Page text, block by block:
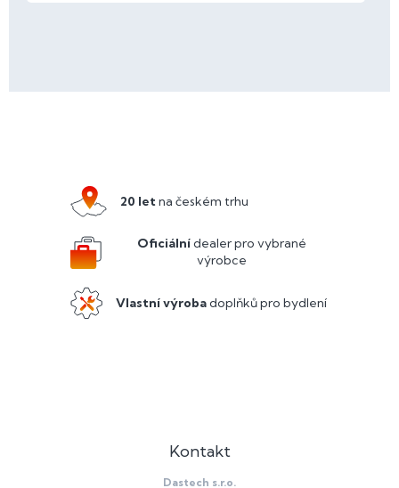
20 letna českém trhu
Oficiálnídealer pro vybrané
výrobce
Vlastní výrobadoplňků pro bydlení
Kontakt
Dastech s.r.o.